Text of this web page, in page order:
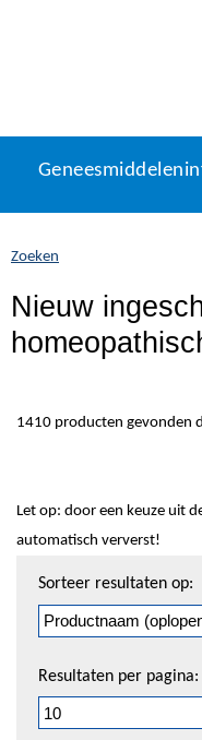
naar
U
zich
hier:
Zoeken
Nieuw
1410 producten gevonden
Let op: door een keuze uit
automatisch ververst!
pagineren
Sorteer resultaten op:
Resultaten per pagina: